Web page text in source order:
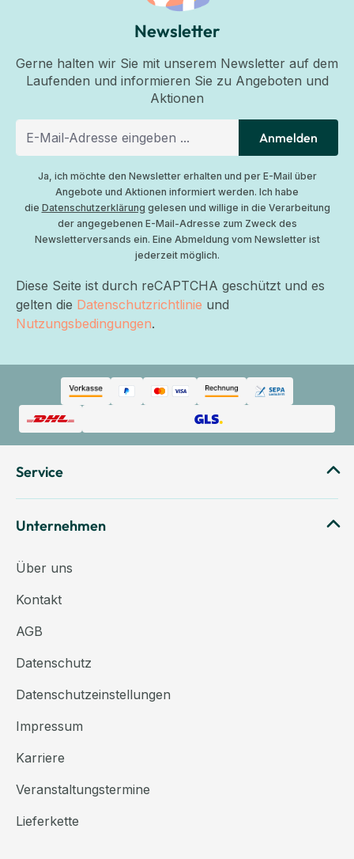
Newsletter
Gerne halten wir Sie mit unserem Newsletter auf dem
Laufenden und informieren Sie zu Angeboten und
Aktionen
Anmelden
Ja, ich möchte den Newsletter erhalten und per E-Mail über
Angebote und Aktionen informiert werden. Ich habe
die Datenschutzerklärung gelesen und willige in die Verarbeitung
der angegebenen E-Mail-Adresse zum Zweck des
Newsletterversands ein. Eine Abmeldung vom Newsletter ist
jederzeit möglich.
Diese Seite ist durch reCAPTCHA geschützt und es
gelten die Datenschutzrichtlinie und
Nutzungsbedingungen.
Service
Unternehmen
Über uns
Kontakt
AGB
Datenschutz
Datenschutzeinstellungen
Impressum
Karriere
Veranstaltungstermine
Lieferkette